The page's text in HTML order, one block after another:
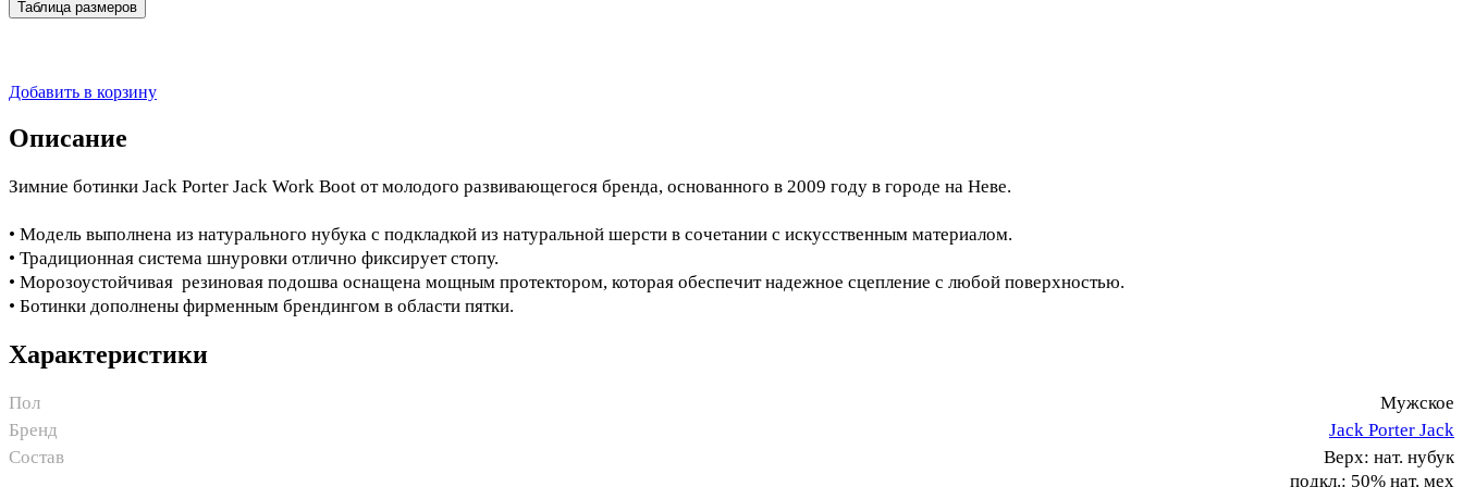
Таблица размеров
Добавить в корзину
Описание
Зимние ботинки Jack Porter Jack Work Boot от молодого развивающегося бренда, основанного в 2009 году в городе на Неве.
• Модель выполнена из натурального нубука с подкладкой из натуральной шерсти в сочетании с искусственным материалом.
• Традиционная система шнуровки отлично фиксирует стопу.
• Морозоустойчивая резиновая подошва оснащена мощным протектором, которая обеспечит надежное сцепление с любой поверхностью.
• Ботинки дополнены фирменным брендингом в области пятки.
Характеристики
Пол
Мужское
Бренд
Jack Porter Jack
Состав
Верх: нат. нубук
подкл.: 50% нат. мех